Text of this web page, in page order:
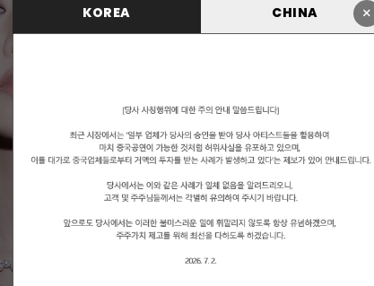
×
KOREA CHINA